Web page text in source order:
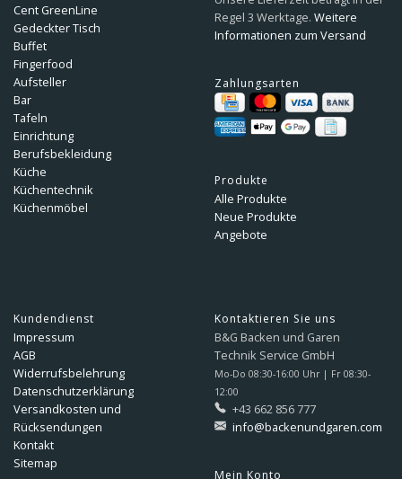
Cent GreenLine
Gedeckter Tisch
Buffet
Fingerfood
Aufsteller
Bar
Tafeln
Einrichtung
Berufsbekleidung
Küche
Küchentechnik
Küchenmöbel
Regel 3 Werktage. Weitere
Informationen zum Versand
Zahlungsarten
Produkte
Alle Produkte
Neue Produkte
Angebote
Kundendienst
Impressum
AGB
Widerrufsbelehrung
Datenschutzerklärung
Versandkosten und
Rücksendungen
Kontakt
Sitemap
Kontaktieren Sie uns
B&G Backen und Garen
Technik Service GmbH
Mo-Do 08:30-16:00 Uhr | Fr 08:30-
12:00
+43 662 856 777
info@backenundgaren.com
Mein Konto